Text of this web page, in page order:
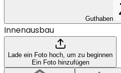
Guthaben
Innenausbau
Lade ein Foto hoch, um zu beginnen
Ein Foto hinzufügen